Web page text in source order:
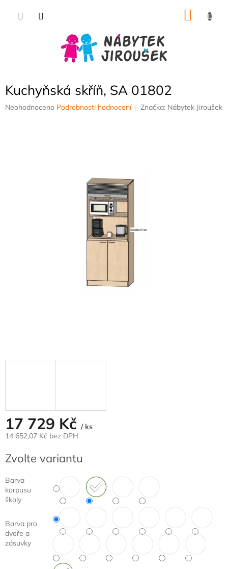
Kuchyňská skříň, SA 01802
Průměrné
Neohodnoceno Podrobnosti hodnocení Značka: Nábytek Jiroušek
17 729 Kč / ks
14 652,07 Kč bez DPH
cena:
Zvolte variantu
Barva
korpusu
školy
Barva pro
dveře a
zásuvky